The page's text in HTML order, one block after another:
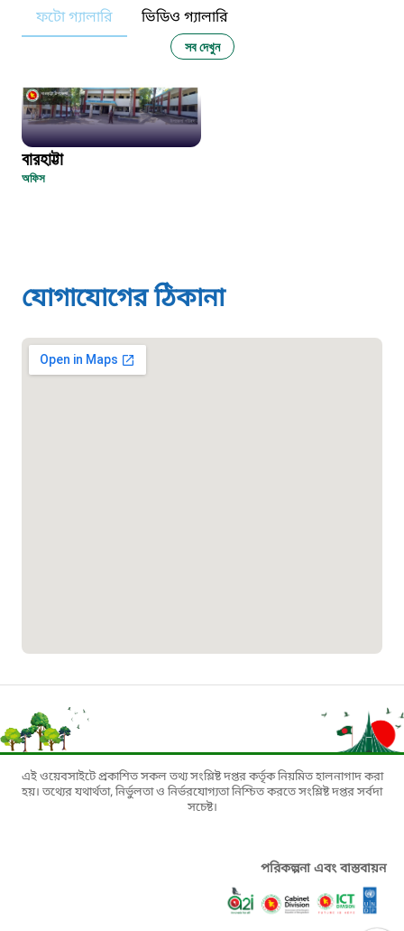
নারী ও শিশু নির্যাতন প্রতিরোধ
১০৬
দুদক
১০২
১৬১২২
১০৯৮
১৬১১৩
জরুরী অভ্যন্তরীণ নৌ-পরিবহন হটলাইন
১৬৪৪৫
পাসপোর্ট বাতায়ন হটলাইন
বাংলাদেশ মুক্তিযোদ্ধা কল্যাণ ট্রাস্ট
ফটো গ্যালারি ভিডিও গ্যালারি
সব দেখুন
বারহাট্টা
অফিস
যোগাযোগের ঠিকানা
এই ওয়েবসাইটে প্রকাশিত সকল তথ্য সংশ্লিষ্ট দপ্তর কর্তৃক নিয়মিত হালনাগাদ করা
হয়। তথ্যের যথার্থতা, নির্ভুলতা ও নির্ভরযোগ্যতা নিশ্চিত করতে সংশ্লিষ্ট দপ্তর সর্বদা
সচেষ্ট।
পরিকল্পনা এবং বাস্তবায়ন